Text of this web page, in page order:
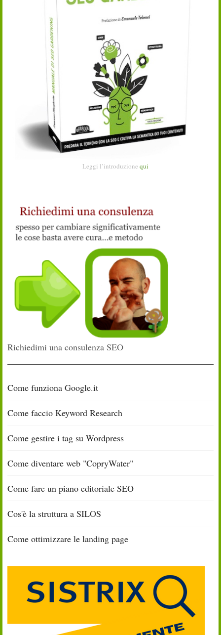
Leggi l’introduzione qui
Richiedimi una consulenza SEO
Come funziona Google.it
Come faccio Keyword Research
Come gestire i tag su Wordpress
Come diventare web "CopryWater"
Come fare un piano editoriale SEO
Cos'è la struttura a SILOS
Come ottimizzare le landing page